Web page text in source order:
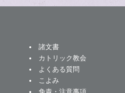
諸文書
カトリック教会
よくある質問
こよみ
免責・注意事項